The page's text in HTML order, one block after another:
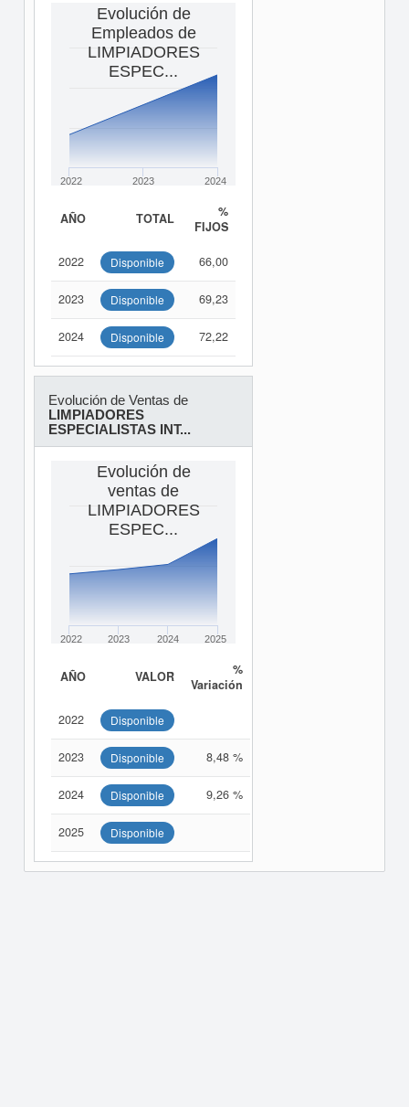
Evolución de
Empleados de
LIMPIADORES
ESPEC...
2022 2023 2024
AÑO TOTAL
%
FIJOS
2022 Disponible 66,00
2023 Disponible 69,23
2024 Disponible 72,22
Evolución de Ventas de
LIMPIADORES
ESPECIALISTAS INT...
Evolución de
ventas de
LIMPIADORES
ESPEC...
2022 2023 2024 2025
AÑO VALOR
%
Variación
2022 Disponible
2023 Disponible 8,48 %
2024 Disponible 9,26 %
2025 Disponible